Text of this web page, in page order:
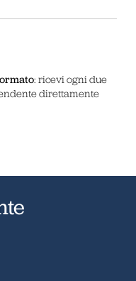
: ricevi ogni due
direttamente